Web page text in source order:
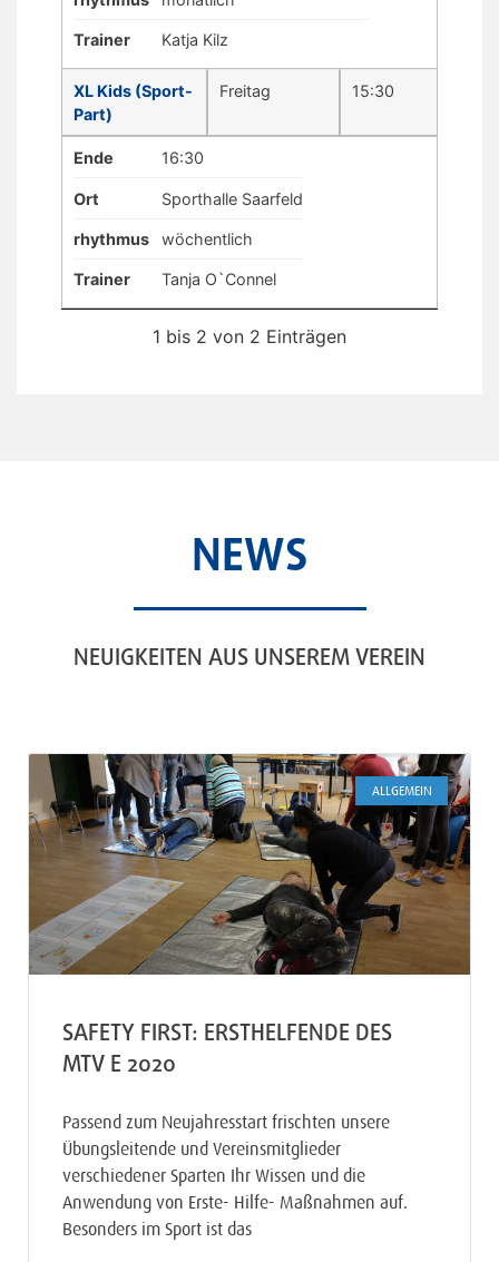
Trainer Katja Kilz
XL Kids (Sport-
Part)
Freitag 15:30
Ende 16:30
Ort Sporthalle Saarfeld
rhythmus wöchentlich
Trainer Tanja O`Connel
1 bis 2 von 2 Einträgen
NEWS
NEUIGKEITEN AUS UNSEREM VEREIN
ALLGEMEIN
SAFETY FIRST: ERSTHELFENDE DES
MTV E 2020
Passend zum Neujahresstart frischten unsere
Übungsleitende und Vereinsmitglieder
verschiedener Sparten Ihr Wissen und die
Anwendung von Erste- Hilfe- Maßnahmen auf.
Besonders im Sport ist das